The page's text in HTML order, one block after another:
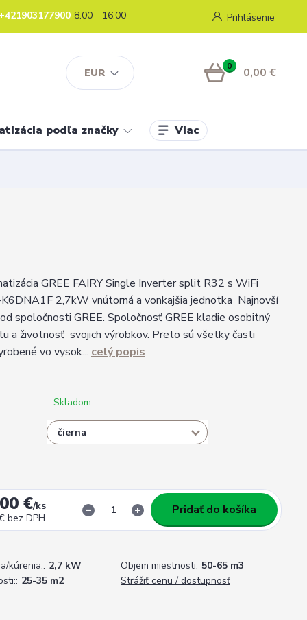
EUR
Prihlásenie
+421903177900 8:00 - 16:00
0 0,00 €
podľa značky Viac
GREE FAIRY Single Inverter split R32 s WiFi
2,7kW vnútorná a vonkajšia jednotka Najnovší
spoločnosti GREE. Spoločnosť GREE kladie osobitný
a životnosť svojich výrobkov. Preto sú všetky časti
vo vysok... celý popis
Skladom
€/ks
bez DPH
Pridať do košíka
kúrenia:: 2,7 kW Objem miestnosti: 50-65 m3
25-35 m2 Strážiť cenu / dostupnosť